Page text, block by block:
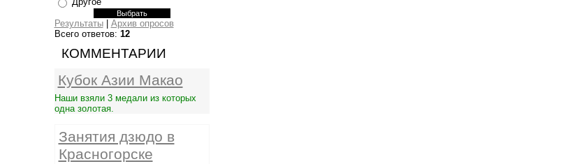
Результаты| Архив опросов
Всего ответов: 12
КОММЕНТАРИИ
Кубок Азии Макао
Наши взяли 3 медали из которых
одна золотая.
Занятия дзюдо в
Красногорске